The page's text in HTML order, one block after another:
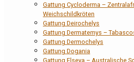
Gattung Cycloderma –
Weichschildkröten
Gattung Deirochelys
Gattung Dermatemys –
Gattung Dermochelys
Gattung Dogania
Gattung Elseya – Australische